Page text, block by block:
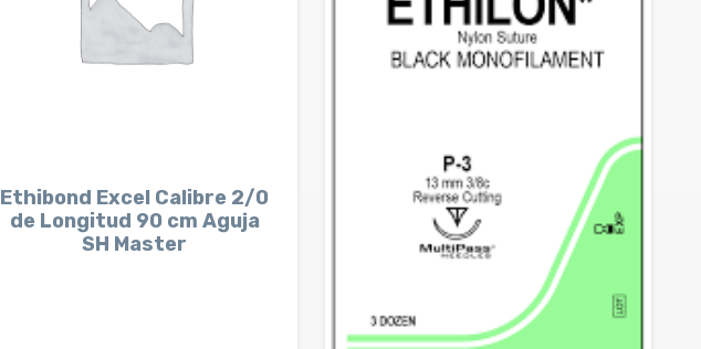
Ethibond Excel Calibre 2/0
de Longitud 90 cm Aguja
SH Master